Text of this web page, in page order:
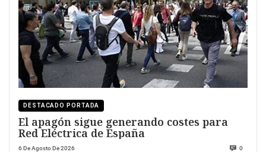
DESTACADO PORTADA
El apagón sigue generando costes para
Red Eléctrica de España
6 De Agosto De 2026 0